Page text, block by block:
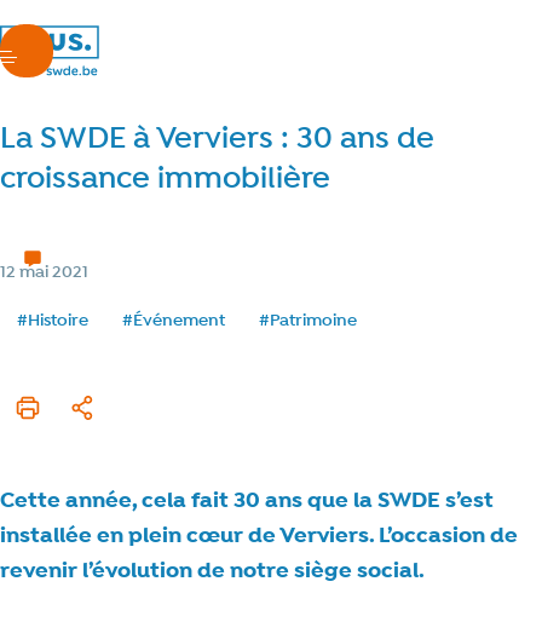
nous.swde
menu
La SWDE à Verviers : 30 ans de
croissance immobilière
Catégorie
Date de publication
12 mai 2021
Tags
#Histoire #Événement #Patrimoine
Imprimer cet article
Partager
Cette année, cela fait 30 ans que la SWDE s’est
installée en plein cœur de Verviers. L’occasion de
revenir l’évolution de notre siège social.